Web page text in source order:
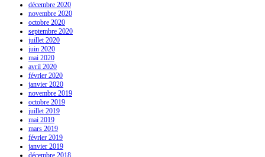
décembre 2020
novembre 2020
octobre 2020
septembre 2020
juillet 2020
juin 2020
mai 2020
avril 2020
février 2020
janvier 2020
novembre 2019
octobre 2019
juillet 2019
mai 2019
mars 2019
février 2019
janvier 2019
décembre 2018